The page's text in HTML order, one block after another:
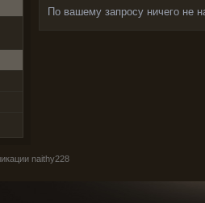
По вашему запросу ничего не
naithy228